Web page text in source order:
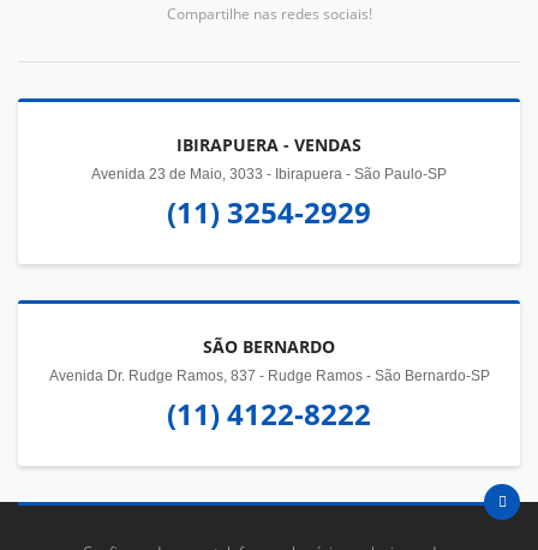
Compartilhe nas redes sociais!
IBIRAPUERA - VENDAS
Avenida 23 de Maio, 3033 - Ibirapuera - São Paulo-SP
(11) 3254-2929
SÃO BERNARDO
Avenida Dr. Rudge Ramos, 837 - Rudge Ramos - São Bernardo-SP
(11) 4122-8222